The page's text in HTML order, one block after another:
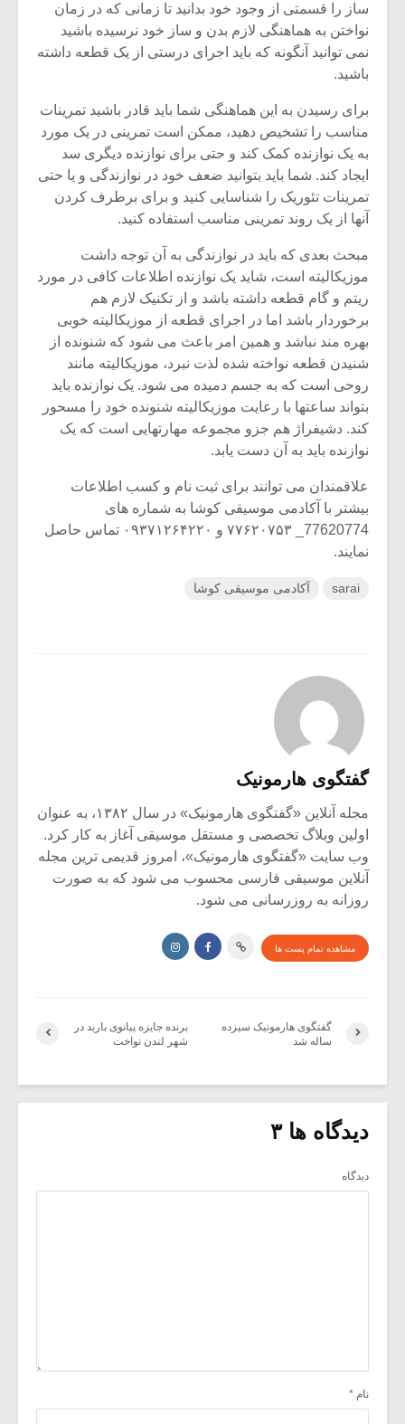
ساز را قسمتی از وجود خود بدانید تا زمانی که در زمان
نواختن به هماهنگی لازم بدن و ساز خود نرسیده باشید
نمی توانید آنگونه که باید اجرای درستی از یک قطعه داشته
باشید.
برای رسیدن به این هماهنگی شما باید قادر باشید تمرینات
مناسب را تشخیص دهید، ممکن است تمرینی در یک مورد
به یک نوازنده کمک کند و حتی برای نوازنده دیگری سد
ایجاد کند. شما باید بتوانید ضعف خود در نوازندگی و یا حتی
تمرینات تئوریک را شناسایی کنید و برای برطرف کردن
آنها از یک روند تمرینی مناسب استفاده کنید.
مبحث بعدی که باید در نوازندگی به آن توجه داشت
موزیکالیته است، شاید یک نوازنده اطلاعات کافی در مورد
ریتم و گام قطعه داشته باشد و از تکنیک لازم هم
برخوردار باشد اما در اجرای قطعه از موزیکالیته خوبی
بهره مند نباشد و همین امر باعث می شود که شنونده از
شنیدن قطعه نواخته شده لذت نبرد، موزیکالیته مانند
روحی است که به جسم دمیده می شود. یک نوازنده باید
بتواند ساعتها با رعایت موزیکالیته شنونده خود را مسحور
کند. دشیفراژ هم جزو مجموعه مهارتهایی است که یک
نوازنده باید به آن دست یابد.
علاقمندان می توانند برای ثبت نام و کسب اطلاعات
بیشتر با آکادمی موسیقی کوشا به شماره های
77620774_ ۷۷۶۲۰۷۵۳ و ۰۹۳۷۱۲۶۴۲۲۰ تماس حاصل
نمایند.
sarai آکادمی موسیقی کوشا
گفتگوی هارمونیک
مجله آنلاین «گفتگوی هارمونیک» در سال ۱۳۸۲، به عنوان
اولین وبلاگ تخصصی و مستقل موسیقی آغاز به کار کرد.
وب سایت «گفتگوی هارمونیک»، امروز قدیمی ترین مجله
آنلاین موسیقی فارسی محسوب می شود که به صورت
روزانه به روزرسانی می شود.
مشاهده تمام پست ها
برنده جایزه پیانوی باربد در
شهر لندن نواخت
گفتگوی هارمونیک سیزده
ساله شد
دیدگاه ها ۳
دیدگاه
نام *
یادداشتی بر موسیقی
متن فیلم «متری
شیش و نیم»
اگر نمی توانی
مشهورترین باشی،
بدنام ترین باش
دوره
موسیقی